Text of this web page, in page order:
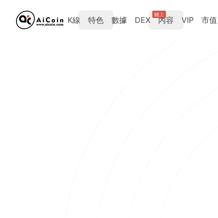
K線 特色 數據 DEX
鏈上
內容 VIP 市值